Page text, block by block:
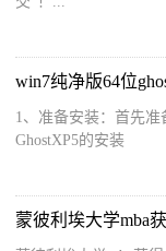
win7纯净版64位
1、准备安装：首先准
GhostXP5的安装
蒙彼利埃大学mba